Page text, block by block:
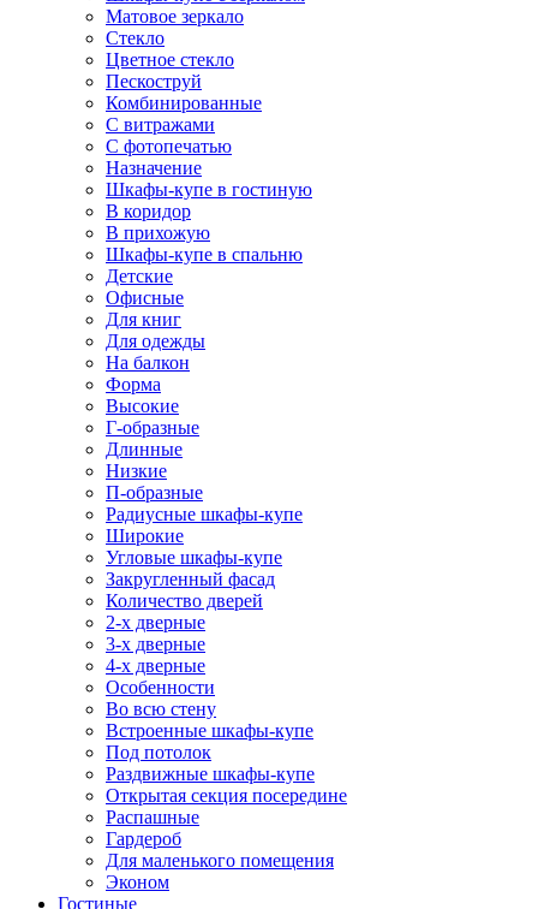
Матовое зеркало
Стекло
Цветное стекло
Пескоструй
Комбинированные
С витражами
С фотопечатью
Назначение
Шкафы-купе в гостиную
В коридор
В прихожую
Шкафы-купе в спальню
Детские
Офисные
Для книг
Для одежды
На балкон
Форма
Высокие
Г-образные
Длинные
Низкие
П-образные
Радиусные шкафы-купе
Широкие
Угловые шкафы-купе
Закругленный фасад
Количество дверей
2-х дверные
3-х дверные
4-х дверные
Особенности
Во всю стену
Встроенные шкафы-купе
Под потолок
Раздвижные шкафы-купе
Открытая секция посередине
Распашные
Гардероб
Для маленького помещения
Эконом
Гостиные